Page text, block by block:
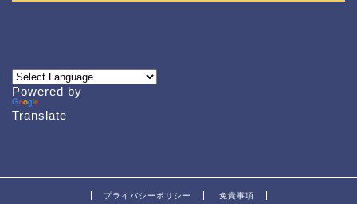
Powered by
Translate
プライバシーポリシー 免責事項